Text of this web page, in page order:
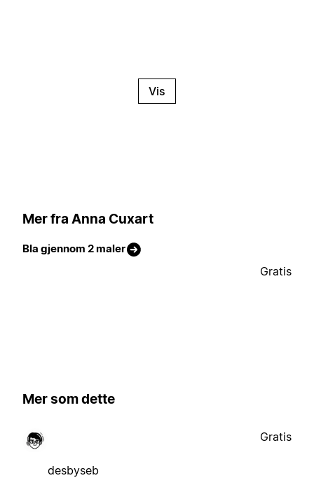
Vis
Mer fra Anna Cuxart
Bla gjennom 2 maler
Gratis
Mer som dette
desbyseb
Gratis